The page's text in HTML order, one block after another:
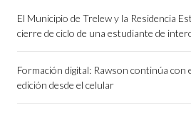
El Municipio de Trelew y la Residencia
cierre de ciclo de una estudiante de
Formación digital: Rawson continúa con
edición desde el celular